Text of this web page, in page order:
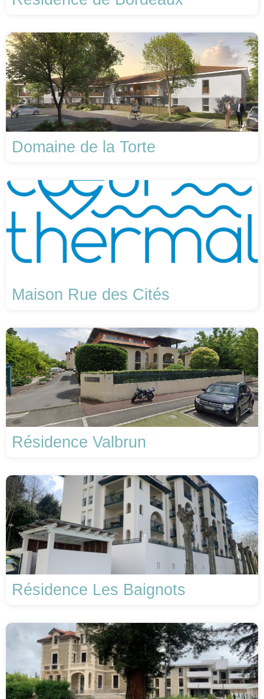
Domaine de la Torte
Maison Rue des Cités
Résidence Valbrun
Résidence Les Baignots